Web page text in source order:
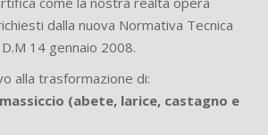
dalla nuova Normativa Tecnica
14 gennaio 2008.
alla trasformazione di:
(abete, larice, castagno e